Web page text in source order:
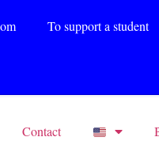
To support a student
Contact